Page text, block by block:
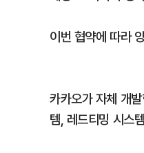
이번 협약에 따라
카카오가 자체 개
템, 레드티밍 시